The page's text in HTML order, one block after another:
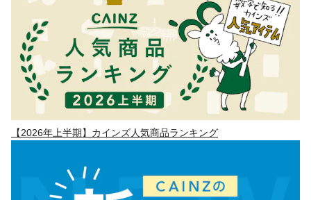
【2026年上半期】カインズ人気商品ランキング